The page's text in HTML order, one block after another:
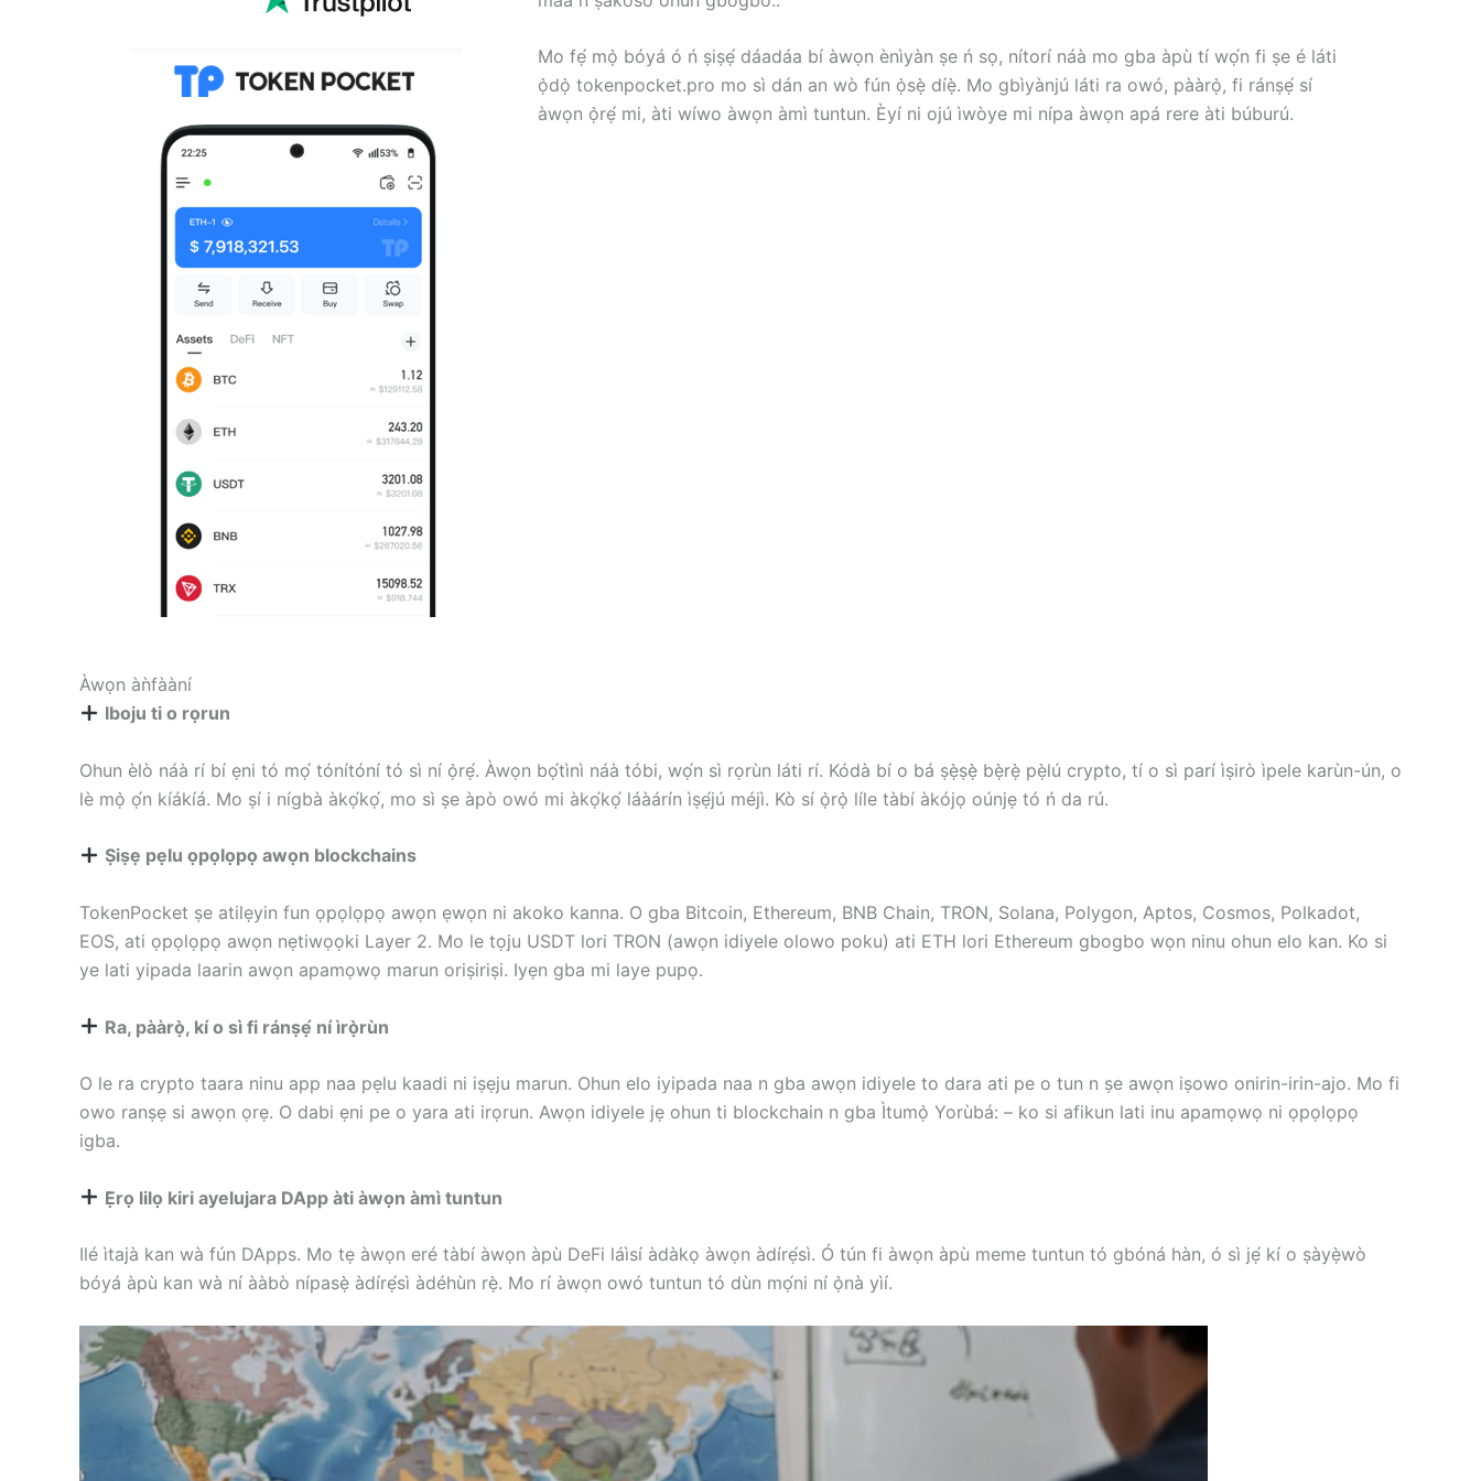
Mo fẹ́ mọ̀ bóyá ó ń ṣiṣẹ́ dáadáa bí àwọn ènìyàn ṣe ń sọ, nítorí náà mo gba àpù tí wọ́n fi ṣe é láti
ọ̀dọ̀ tokenpocket.pro mo sì dán an wò fún ọ̀sẹ̀ díẹ̀. Mo gbìyànjú láti ra owó, pààrọ̀, fi ránṣẹ́ sí
àwọn ọ̀rẹ́ mi, àti wíwo àwọn àmì tuntun. Èyí ni ojú ìwòye mi nípa àwọn apá rere àti búburú.
Àwọn àǹfààní
Iboju ti o rọrun
Ohun èlò náà rí bí ẹni tó mọ́ tónítóní tó sì ní ọ̀rẹ́. Àwọn bọ́tìnì náà tóbi, wọ́n sì rọrùn láti rí. Kódà bí o bá ṣẹ̀ṣẹ̀ bẹ̀rẹ̀ pẹ̀lú crypto, tí o sì parí ìṣirò ìpele karùn-ún, o
lè mọ̀ ọ́n kíákíá. Mo ṣí i nígbà àkọ́kọ́, mo sì ṣe àpò owó mi àkọ́kọ́ láàárín ìṣẹ́jú méjì. Kò sí ọ̀rọ̀ líle tàbí àkójọ oúnjẹ tó ń da rú.
Ṣiṣẹ pẹlu ọpọlọpọ awọn blockchains
TokenPocket ṣe atilẹyin fun ọpọlọpọ awọn ẹwọn ni akoko kanna. O gba Bitcoin, Ethereum, BNB Chain, TRON, Solana, Polygon, Aptos, Cosmos, Polkadot,
EOS, ati ọpọlọpọ awọn nẹtiwọọki Layer 2. Mo le tọju USDT lori TRON (awọn idiyele olowo poku) ati ETH lori Ethereum gbogbo wọn ninu ohun elo kan. Ko si
ye lati yipada laarin awọn apamọwọ marun oriṣiriṣi. Iyẹn gba mi laye pupọ.
Ra, pààrọ̀, kí o sì fi ránṣẹ́ ní ìrọ̀rùn
O le ra crypto taara ninu app naa pẹlu kaadi ni iṣẹju marun. Ohun elo iyipada naa n gba awọn idiyele to dara ati pe o tun n ṣe awọn iṣowo onirin-irin-ajo. Mo fi
owo ranṣẹ si awọn ọrẹ. O dabi ẹni pe o yara ati irọrun. Awọn idiyele jẹ ohun ti blockchain n gba Ìtumọ̀ Yorùbá: – ko si afikun lati inu apamọwọ ni ọpọlọpọ
igba.
Ẹ̀rọ lilọ kiri ayelujara DApp àti àwọn àmì tuntun
Ilé ìtajà kan wà fún DApps. Mo tẹ àwọn eré tàbí àwọn àpù DeFi láìsí àdàkọ àwọn àdírẹ́sì. Ó tún fi àwọn àpù meme tuntun tó gbóná hàn, ó sì jẹ́ kí o ṣàyẹ̀wò
bóyá àpù kan wà ní ààbò nípasẹ̀ àdírẹ́sì àdéhùn rẹ̀. Mo rí àwọn owó tuntun tó dùn mọ́ni ní ọ̀nà yìí.